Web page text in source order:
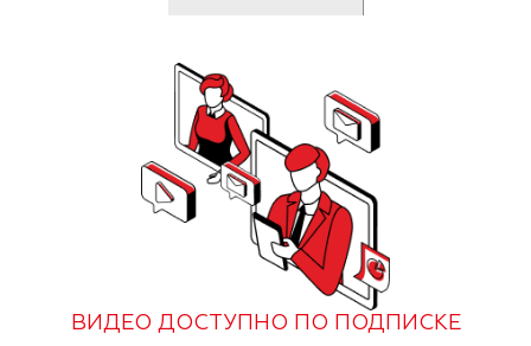
ВИДЕО ДОСТУПНО ПО ПОДПИСКЕ